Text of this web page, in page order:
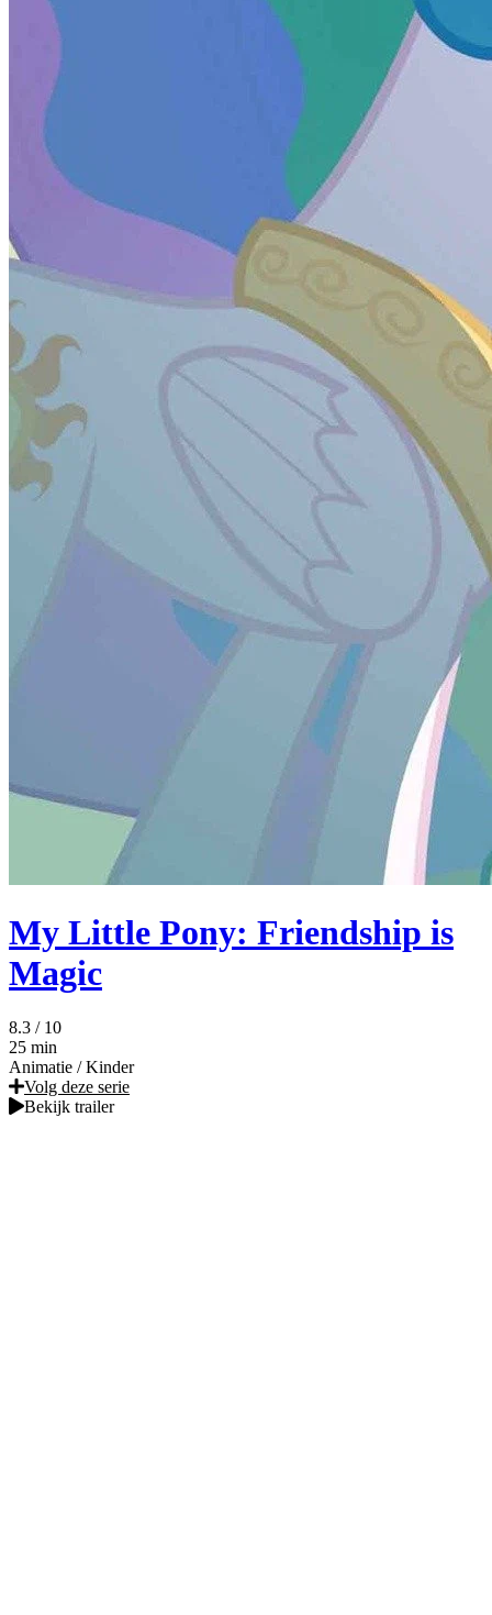
My Little Pony: Friendship is
Magic
8.3 / 10
25 min
Animatie / Kinder
Volg deze serie
Bekijk trailer